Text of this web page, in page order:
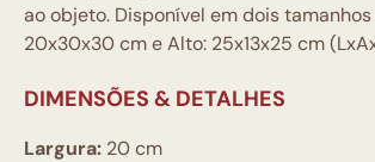
ao objeto. Disponível em dois
20x30x30 cm e Alto: 25x13x25 cm
DIMENSÕES & DETALHES
Largura: 20 cm